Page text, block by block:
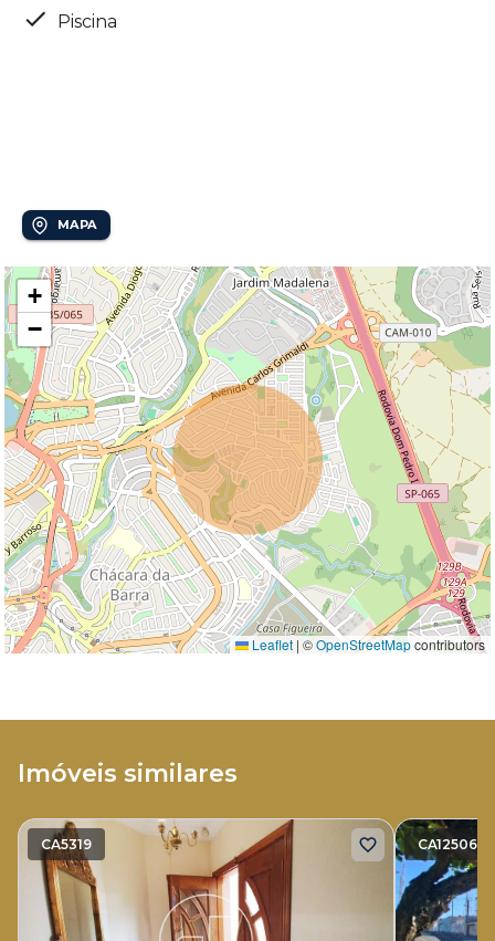
Piscina
MAPA
+
−
Leaflet | ©OpenStreetMapcontributors
Imóveis similares
CA5319 CA12506